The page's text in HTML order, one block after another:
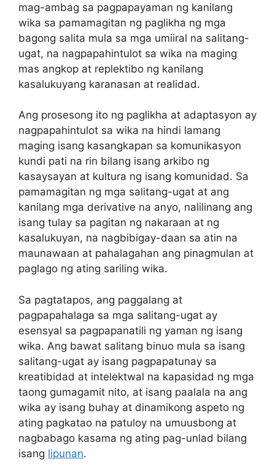
mag-ambag sa pagpapayaman ng kanilang
wika sa pamamagitan ng paglikha ng mga
bagong salita mula sa mga umiiral na salitang-
ugat, na nagpapahintulot sa wika na maging
mas angkop at replektibo ng kanilang
kasalukuyang karanasan at realidad.
Ang prosesong ito ng paglikha at adaptasyon ay
nagpapahintulot sa wika na hindi lamang
maging isang kasangkapan sa komunikasyon
kundi pati na rin bilang isang arkibo ng
kasaysayan at kultura ng isang komunidad. Sa
pamamagitan ng mga salitang-ugat at ang
kanilang mga derivative na anyo, nalilinang ang
isang tulay sa pagitan ng nakaraan at ng
kasalukuyan, na nagbibigay-daan sa atin na
maunawaan at pahalagahan ang pinagmulan at
paglago ng ating sariling wika.
Sa pagtatapos, ang paggalang at
pagpapahalaga sa mga salitang-ugat ay
esensyal sa pagpapanatili ng yaman ng isang
wika. Ang bawat salitang binuo mula sa isang
salitang-ugat ay isang pagpapatunay sa
kreatibidad at intelektwal na kapasidad ng mga
taong gumagamit nito, at isang paalala na ang
wika ay isang buhay at dinamikong aspeto ng
ating pagkatao na patuloy na umuusbong at
nagbabago kasama ng ating pag-unlad bilang
isang lipunan.